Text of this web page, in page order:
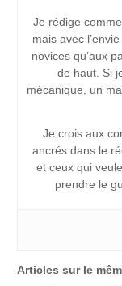
Je rédige
mais avec
novices qu’aux
de haut. Si
mécanique, un
Je crois aux
ancrés dans le
et ceux qui
prendre le
Articles sur le